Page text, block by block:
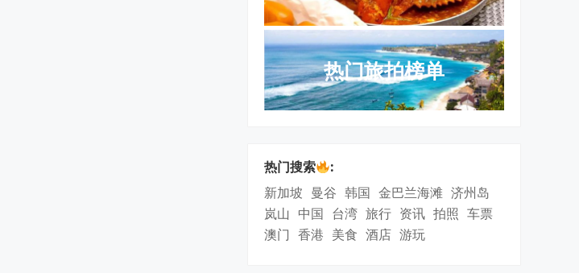
热门旅拍榜单
热门搜索
:
新加坡 曼谷 韩国 金巴兰海滩 济州岛
岚山 中国 台湾 旅行 资讯 拍照 车票
澳门 香港 美食 酒店 游玩